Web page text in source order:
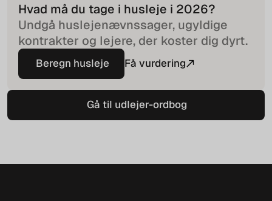
Hvad må du tage i husleje i 2026?
Undgå huslejenævnssager, ugyldige
kontrakter og lejere, der koster dig dyrt.
Beregn husleje
Beregn husleje
Få vurdering
Gå til udlejer-ordbog
Gå til udlejer-ordbog